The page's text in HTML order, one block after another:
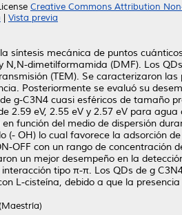
Creative Commons Attribution
Vista previa
síntesis mecánica de puntos
dimetilformamida (DMF). Los
(TEM). Se caracterizaron
Posteriormente se evaluó su
g-C3N4 cuasi esféricos de tamaño
2.59 eV, 2.55 eV y 2.57 eV para
función del medio de dispersión
(- OH) lo cual favorece la adsorción
OFF con un rango de concentración
un mejor desempeño en la
tipo π-π. Los QDs de g
L-cisteína, debido a que la